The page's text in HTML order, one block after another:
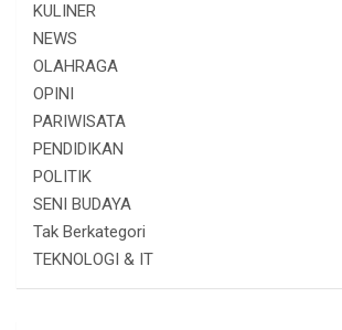
KULINER
NEWS
OLAHRAGA
OPINI
PARIWISATA
PENDIDIKAN
POLITIK
SENI BUDAYA
Tak Berkategori
TEKNOLOGI & IT